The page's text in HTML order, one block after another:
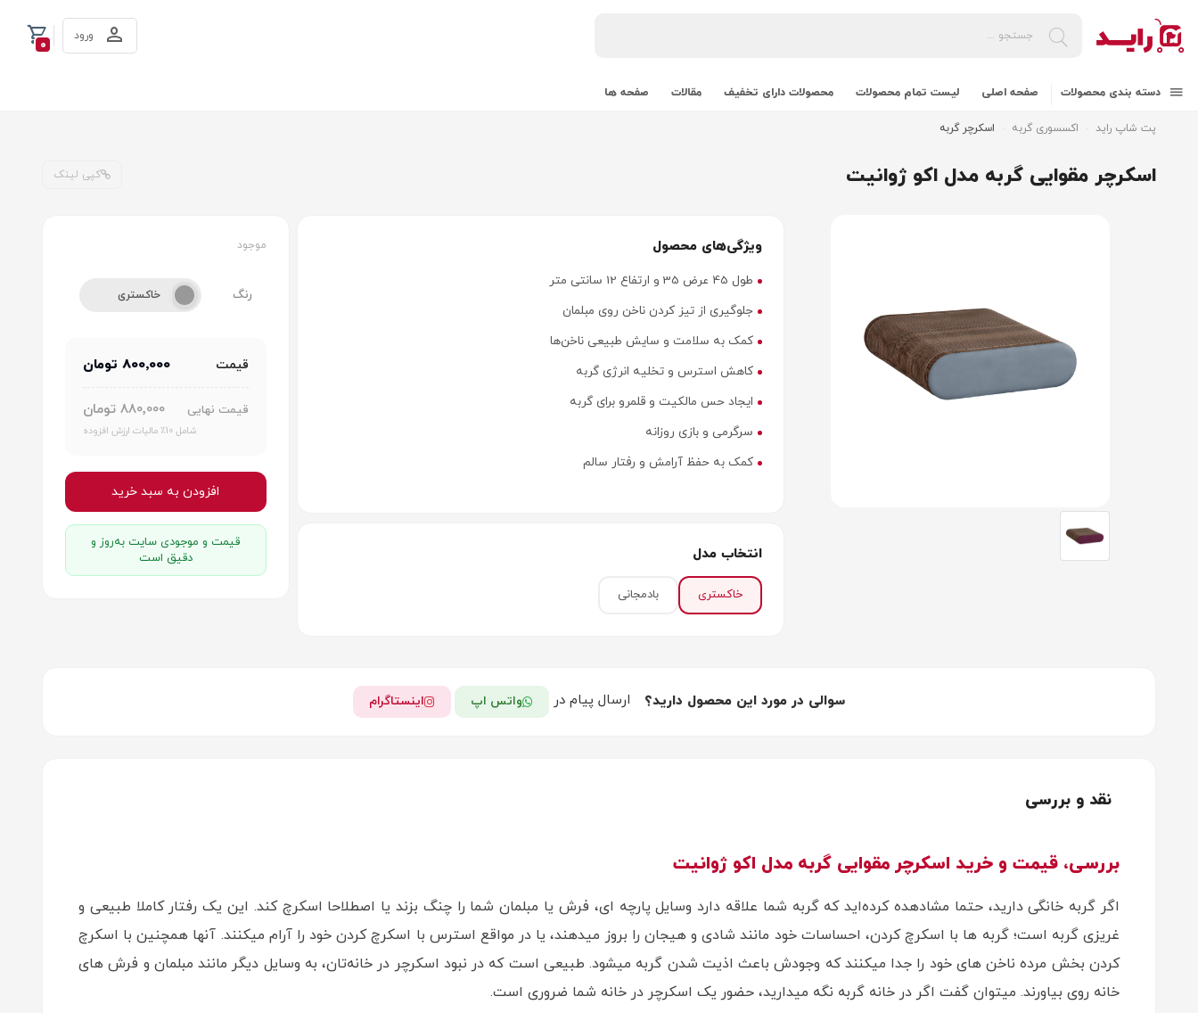
0
ورود
دسته بندی محصولات صفحه اصلی لیست تمام محصولات محصولات دارای تخفیف مقالات صفحه ها
پت شاپ راید اکسسوری گربه اسکرچر گربه
اسکرچر مقوایی گربه مدل اکو ژوانیت کپی لینک
ویژگی‌های محصول
طول 45 عرض 35 و ارتفاع 12 سانتی متر
جلوگیری از تیز کردن ناخن روی مبلمان
کمک به سلامت و سایش طبیعی ناخن‌ها
کاهش استرس و تخلیه انرژی گربه
ایجاد حس مالکیت و قلمرو برای گربه
سرگرمی و بازی روزانه
کمک به حفظ آرامش و رفتار سالم
انتخاب مدل
خاکستری بادمجانی
موجود
رنگ خاکستری
قیمت 800٬000 تومان
قیمت نهایی 880٬000 تومان
شامل 10٪ مالیات ارزش افزوده
افزودن به سبد خرید
قیمت و موجودی سایت به‌روز و
دقیق است
سوالی در مورد این محصول دارید؟ ارسال پیام در واتس اپ اینستاگرام
نقد و بررسی
بررسی، قیمت و خرید اسکرچر مقوایی گربه مدل اکو ژوانیت
اگر گربه خانگی دارید، حتما مشادهده کرده‌اید که گربه شما علاقه دارد وسایل پارچه ای، فرش یا مبلمان شما را چنگ بزند یا اصطلاحا اسکرچ کند. این یک رفتار کاملا طبیعی و
غریزی گربه است؛ گربه ها با اسکرچ کردن، احساسات خود مانند شادی و هیجان را بروز میدهند، یا در مواقع استرس با اسکرچ کردن خود را آرام میکنند. آنها همچنین با اسکرچ
کردن بخش مرده ناخن های خود را جدا میکنند که وجودش باعث اذیت شدن گربه میشود. طبیعی است که در نبود اسکرچر در خانه‌تان، به وسایل دیگر مانند مبلمان و فرش های
خانه روی بیاورند. میتوان گفت اگر در خانه گربه نگه میدارید، حضور یک اسکرچر در خانه شما ضروری است.